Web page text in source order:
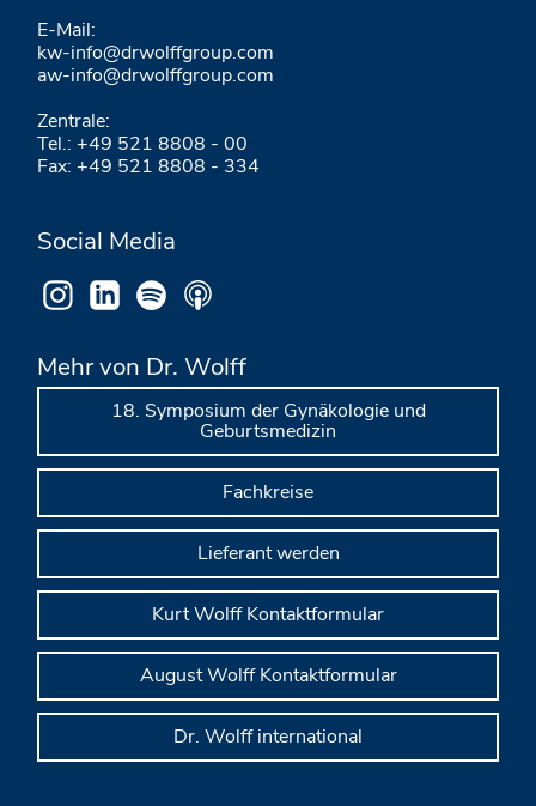
E-Mail:
kw-info@drwolffgroup.com
aw-info@drwolffgroup.com
Zentrale:
Tel.: +49 521 8808 - 00
Fax: +49 521 8808 - 334
Social Media
Mehr von Dr. Wolff
18. Symposium der Gynäkologie und
Geburtsmedizin
Fachkreise
Lieferant werden
Kurt Wolff Kontaktformular
August Wolff Kontaktformular
Dr. Wolff international